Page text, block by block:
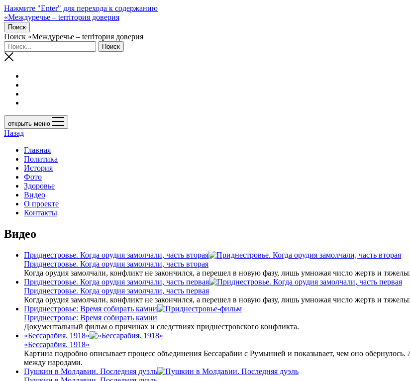
Нажмите "Enter" для перехода к содержанию
«Междуречье – terriтория доверия
Поиск
Поиск «Междуречье – terriтория доверия
открыть меню
Назад
Главная
Политика
История
Фото
Здоровье
Видео
О проекте
Контакты
Видео
Приднестровье. Когда орудия замолчали, часть вторая
Приднестровье. Когда орудия замолчали, часть вторая
Когда орудия замолчали, конфликт не закончился, а перешел в новую фазу, лишь умножая число жертв и
Приднестровье. Когда орудия замолчали, часть первая
Приднестровье. Когда орудия замолчали, часть первая
Когда орудия замолчали, конфликт не закончился, а перешел в новую фазу, лишь умножая число жертв и
Приднестровье: Время собирать камни
Приднестровье: Время собирать камни
Документальный фильм о причинах и следствиях приднестровского конфликта.
«Бессарабия. 1918»
«Бессарабия. 1918»
Картина подробно описывает процесс объединения Бессарабии с Румынией и показывает, чем оно
между народами.
Пушкин в Молдавии. Последняя дуэль